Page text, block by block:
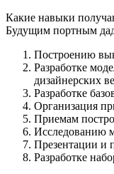
Какие навыки
Будущим портным
Построению
Разработке
дизайнерских
Разработке
Организация
Приемам
Исследованию
Презентации и
Разработке